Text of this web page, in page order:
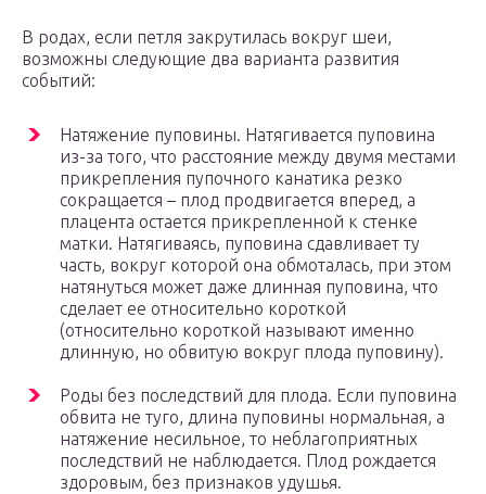
В родах, если петля закрутилась вокруг шеи,
возможны следующие два варианта развития
событий:
Натяжение пуповины. Натягивается пуповина
из-за того, что расстояние между двумя местами
прикрепления пупочного канатика резко
сокращается – плод продвигается вперед, а
плацента остается прикрепленной к стенке
матки. Натягиваясь, пуповина сдавливает ту
часть, вокруг которой она обмоталась, при этом
натянуться может даже длинная пуповина, что
сделает ее относительно короткой
(относительно короткой называют именно
длинную, но обвитую вокруг плода пуповину).
Роды без последствий для плода. Если пуповина
обвита не туго, длина пуповины нормальная, а
натяжение несильное, то неблагоприятных
последствий не наблюдается. Плод рождается
здоровым, без признаков удушья.